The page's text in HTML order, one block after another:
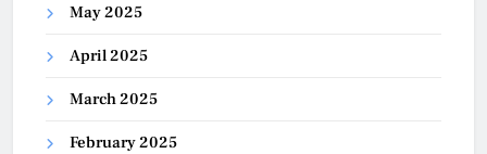
May 2025
April 2025
March 2025
February 2025